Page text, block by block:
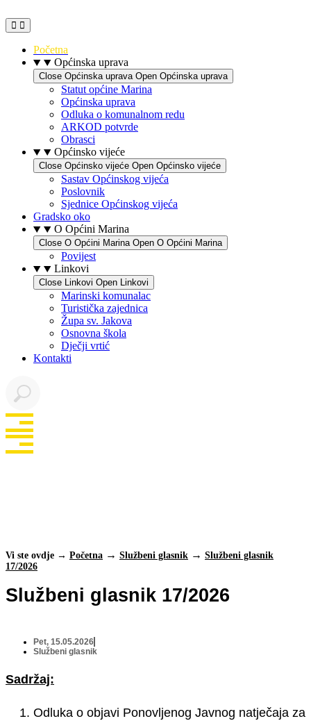
na
sadržaj
Početna
Općinska uprava
Close Općinska uprava Open Općinska uprava
Statut općine Marina
Općinska uprava
Odluka o komunalnom redu
ARKOD potvrde
Obrasci
Općinsko vijeće
Close Općinsko vijeće Open Općinsko vijeće
Sastav Općinskog vijeća
Poslovnik
Sjednice Općinskog vijeća
Gradsko oko
O Općini Marina
Close O Općini Marina Open O Općini Marina
Povijest
Linkovi
Close Linkovi Open Linkovi
Marinski komunalac
Turistička zajednica
Župa sv. Jakova
Osnovna škola
Dječji vrtić
Kontakti
Vi ste ovdje → Početna Službeni glasnik
Službeni glasnik
17/2026
Službeni glasnik 17/2026
Pet, 15.05.2026
Službeni glasnik
Sadržaj:
Odluka o objavi Ponovljenog Javnog natječaja za